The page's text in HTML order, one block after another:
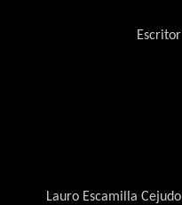
Escritor
Lauro Escamilla Cejudo